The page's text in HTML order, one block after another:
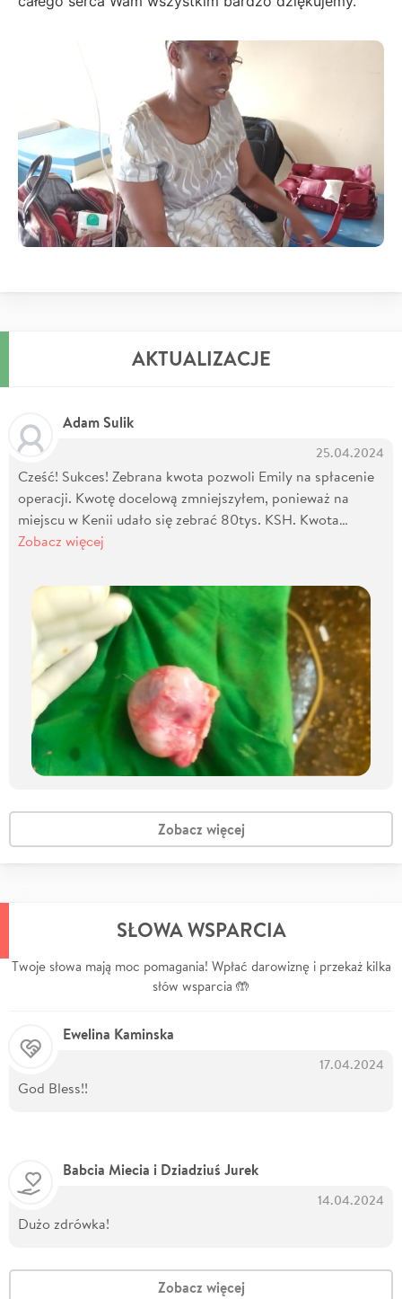
AKTUALIZACJE
Adam Sulik
25.04.2024
Cześć! Sukces! Zebrana kwota pozwoli Emily na spłacenie
operacji. Kwotę docelową zmniejszyłem, ponieważ na
miejscu w Kenii udało się zebrać 80tys. KSH. Kwota…
Zobacz więcej
Zobacz więcej
SŁOWA WSPARCIA
Twoje słowa mają moc pomagania! Wpłać darowiznę i przekaż kilka
słów wsparcia 🤲
Ewelina Kaminska
17.04.2024
God Bless!!
Babcia Miecia i Dziadziuś Jurek
14.04.2024
Dużo zdrówka!
Zobacz więcej